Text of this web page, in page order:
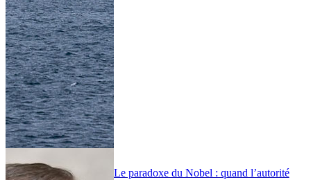
Le paradoxe du Nobel : quand l’autorité